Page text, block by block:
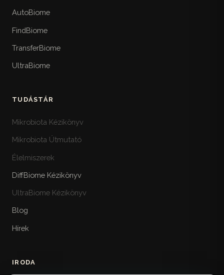
AutoBiome
FindBiome
TransferBiome
UltraBiome
TUDÁSTÁR
Mikrobiota Kézikönyv
Mikrobiota Útmutató
Élelmiszerek
DiffBiome Kézikönyv
UltraBiome Kézikönyv
Blog
Hírek
IRODA